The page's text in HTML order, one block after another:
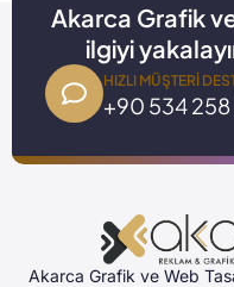
Akarca Grafik
ilgiyi
HIZLI MÜŞTERI
+90 534 258
Akarca Grafik ve Web